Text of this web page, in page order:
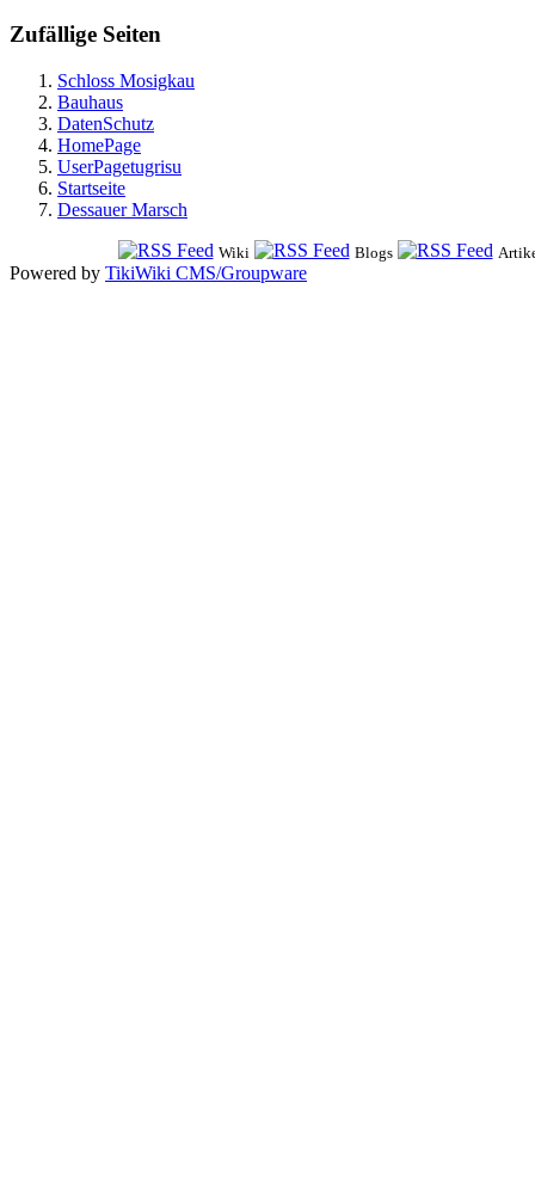
Zufällige Seiten
Schloss Mosigkau
Bauhaus
DatenSchutz
HomePage
UserPagetugrisu
Startseite
Dessauer Marsch
Wiki Blogs
Powered by TikiWiki CMS/Groupware